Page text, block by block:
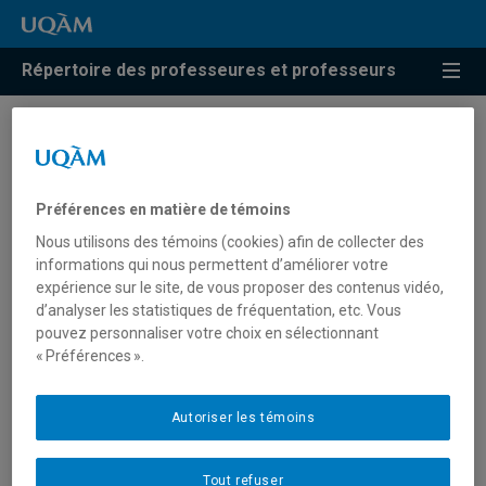
Répertoire des professeures et professeurs
Résultats de recherche pour
Bélanger, Gwenaël
belanger.gwenael@uqam.ca
Art public
contemporain
Préférences en matière de témoins
Nous utilisons des témoins (cookies) afin de collecter des
informations qui nous permettent d’améliorer votre
expérience sur le site, de vous proposer des contenus vidéo,
d’analyser les statistiques de fréquentation, etc. Vous
pouvez personnaliser votre choix en sélectionnant
« Préférences ».
Tout refuser
Autoriser les témoins